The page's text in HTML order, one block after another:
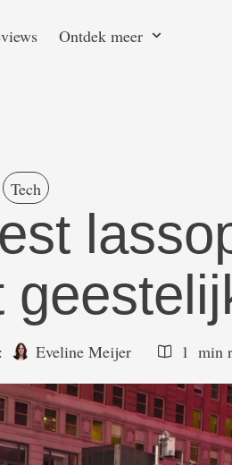
Ontdek meer
Tech
Eveline Meijer 1 min